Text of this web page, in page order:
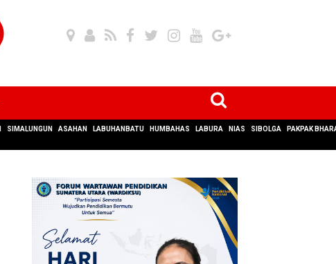
SIMALUNGUN ASAHAN LABUHANBATU HUMBAHAS LABURA NIAS SIBOLGA PAKPAK